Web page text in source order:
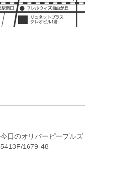
今日のオリバーピープルズ
5413F/1679-48